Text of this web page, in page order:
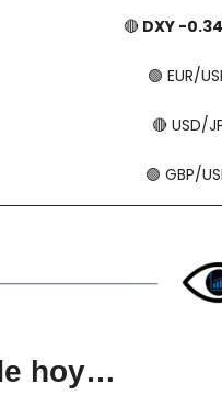
🔴 DXY -
🟢 EUR/
🔴USD/
🟢 GBP/
hoy…